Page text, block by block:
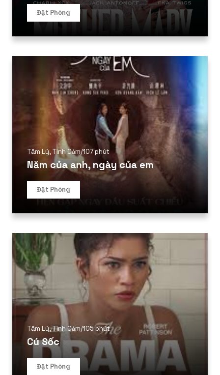
Đặt Phòng
Tâm Lý, Tình Cảm/107 phút
Năm của anh, ngày của em
Đặt Phòng
Tâm Lý,Tình Cảm/105 phút
Cú Sốc
Đặt Phòng